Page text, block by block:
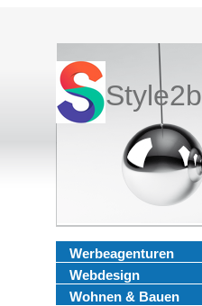
Style2b
Werbeagenturen
Webdesign
Wohnen & Bauen